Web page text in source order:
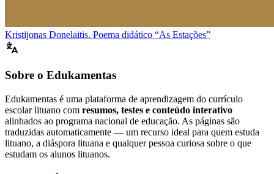
Kristijonas Donelaitis. Poema didático “As Estações”
Sobre o Edukamentas
Edukamentas é uma plataforma de aprendizagem do currículo
escolar lituano com resumos, testes e conteúdo interativo
alinhados ao programa nacional de educação. As páginas são
traduzidas automaticamente — um recurso ideal para quem estuda
lituano, a diáspora lituana e qualquer pessoa curiosa sobre o que
estudam os alunos lituanos.